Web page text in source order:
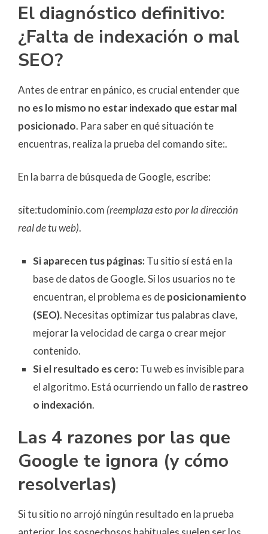
El diagnóstico definitivo:
¿Falta de indexación o mal
SEO?
Antes de entrar en pánico, es crucial entender que
no es lo mismo no estar indexado que estar mal
posicionado. Para saber en qué situación te
encuentras, realiza la prueba del comando site:.
En la barra de búsqueda de Google, escribe:
site:tudominio.com (reemplaza esto por la dirección
real de tu web).
Si aparecen tus páginas:Tu sitio sí está en la
base de datos de Google. Si los usuarios no te
encuentran, el problema es deposicionamiento
(SEO). Necesitas optimizar tus palabras clave,
mejorar la velocidad de carga o crear mejor
contenido.
Si el resultado es cero:Tu web es invisible para
el algoritmo. Está ocurriendo un fallo derastreo
o indexación.
Las 4 razones por las que
Google te ignora (y cómo
resolverlas)
Si tu sitio no arrojó ningún resultado en la prueba